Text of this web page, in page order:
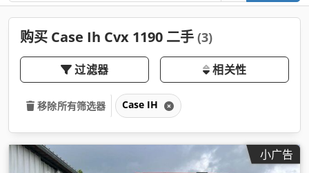
购买 Case Ih Cvx 1190 二手 (3)
过滤器 相关性
移除所有筛选器 Case IH
小广告